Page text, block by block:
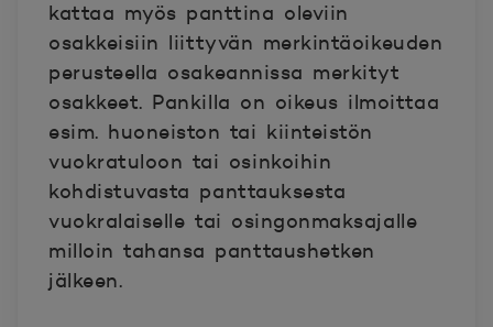
kattaa myös panttina oleviin
osakkeisiin liittyvän merkintäoikeuden
perusteella osakeannissa merkityt
osakkeet. Pankilla on oikeus ilmoittaa
esim. huoneiston tai kiinteistön
vuokratuloon tai osinkoihin
kohdistuvasta panttauksesta
vuokralaiselle tai osingonmaksajalle
milloin tahansa panttaushetken
jälkeen.